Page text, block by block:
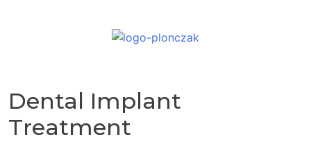
Dental Implant
Treatment